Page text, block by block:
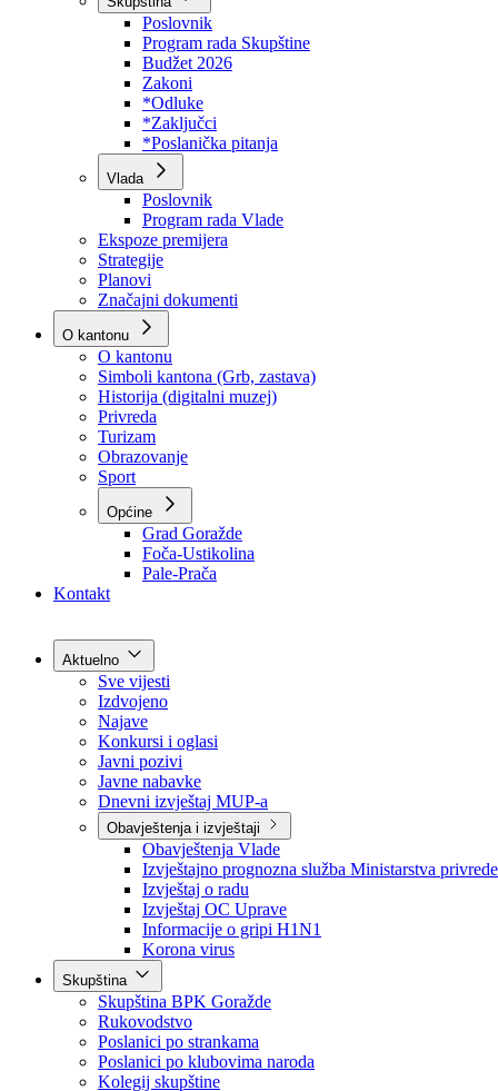
Dokumenti
Skupština
Poslovnik
Program rada Skupštine
Budžet 2026
Zakoni
*Odluke
*Zaključci
*Poslanička pitanja
Vlada
Poslovnik
Program rada Vlade
Ekspoze premijera
Strategije
Planovi
Značajni dokumenti
O kantonu
O kantonu
Simboli kantona (Grb, zastava)
Historija (digitalni muzej)
Privreda
Turizam
Obrazovanje
Sport
Općine
Kontakt
Aktuelno
Sve vijesti
Izdvojeno
Najave
Konkursi i oglasi
Javni pozivi
Javne nabavke
Dnevni izvještaj MUP-a
Obavještenja i izvještaji
Obavještenja Vlade
Izvještajno prognozna služba Ministarstva privrede
Izvještaj o radu
Izvještaj OC Uprave
Informacije o gripi H1N1
Korona virus
Skupština
Skupština BPK Goražde
Rukovodstvo